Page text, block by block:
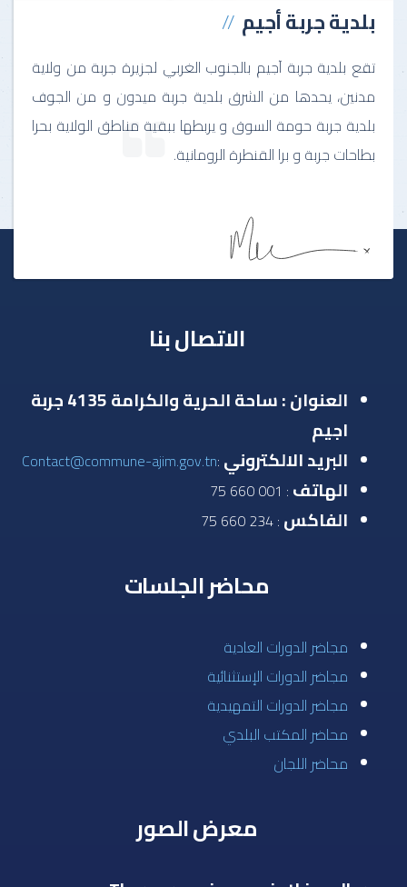
بلدية جربة أجيم
تقع بلدية جربة آجيم بالجنوب الغربي لجزيرة جربة من ولاية
مدنين، يحدها من الشرق بلدية جربة ميدون و من الجوف
بلدية جربة حومة السوق و يربطها ببقية مناطق الولاية بحرا
بطاحات جربة و برا القنطرة الرومانية.
الاتصال بنا
العنوان : ساحة الحرية والكرامة 4135 جربة
اجيم
البريد الالكتروني :
Contact@commune-ajim.gov.tn
الهاتف : 001 660 75
الفاكس : 234 660 75
محاضر الجلسات
مجاضر الدورات العادية
مجاضر الدورات الإستثنائية
مجاضر الدورات التمهيدية
محاضر المكتب البلدي
محاضر اللجان
معرض الصور